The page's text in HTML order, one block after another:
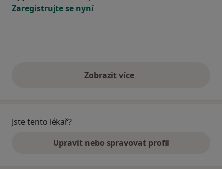
Zaregistrujte se nyní
Zobrazit vícevýše uvedené názory
Jste tento lékař?
Upravit nebo spravovat profil